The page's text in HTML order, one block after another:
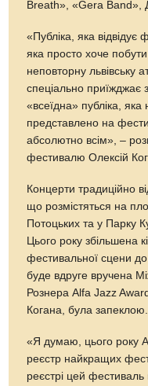
Breath», «Gera Band»,
«Публіка, яка відвідує
яка просто хоче
неповторну львівську
спеціально приїжджає
«всеїдна» публіка,
представлено на
абсолютно всім», –
фестивалю Олексій
Концерти традиційно
що розмістяться на
Потоцьких та у Парку
Цього року збільшена
фестивальної сцени
буде вдруге вручена
Рознера Alfa Jazz
Когана, була запеклою.
«Я думаю, цього року
реєстр найкращих
реєстрі цей